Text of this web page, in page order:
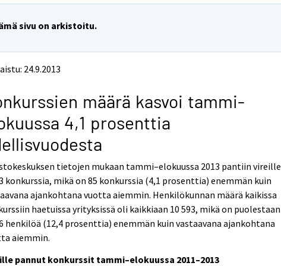
sivu on arkistoitu.
24.9.2013
määrä kasvoi tammi-
4,1 prosenttia
tietojen mukaan tammi–elokuussa 2013 pantiin vireille
konkurssia, mikä on 85 konkurssia (4,1 prosenttia) enemmän kuin
ajankohtana vuotta aiemmin. Henkilökunnan määrä kaikissa
haetuissa yrityksissä oli kaikkiaan 10 593, mikä on puolestaan
henkilöä (12,4 prosenttia) enemmän kuin vastaavana ajankohtana
aiemmin.
pannut konkurssit tammi–elokuussa 2011–2013